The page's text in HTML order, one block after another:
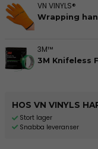
VN VINYLS®
Wrapping
3M™
3M Knifeless
HOS VN VINYLS
Stort lager
Snabba leveranser